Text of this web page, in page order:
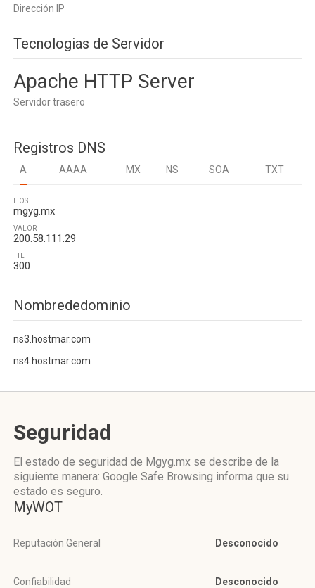
Dirección IP
Tecnologias de Servidor
Apache HTTP Server
Servidor trasero
Registros DNS
A AAAA MX NS SOA TXT
HOST
mgyg.mx
VALOR
200.58.111.29
TTL
300
Nombrededominio
ns3.hostmar.com
ns4.hostmar.com
Seguridad
El estado de seguridad de Mgyg.mx se describe de la
siguiente manera: Google Safe Browsing informa que su
estado es seguro.
MyWOT
Reputación General Desconocido
Confiabilidad
Desconocido